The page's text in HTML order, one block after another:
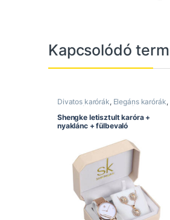
Kapcsolódó
Divatos karórák, Elegáns karórák,
Női karórák
Shengke óra
Speciális ajánlat
Shengke letisztult karóra +
nyaklánc + fülbevaló